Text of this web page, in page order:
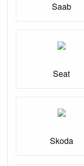
Saab
Seat
Skoda